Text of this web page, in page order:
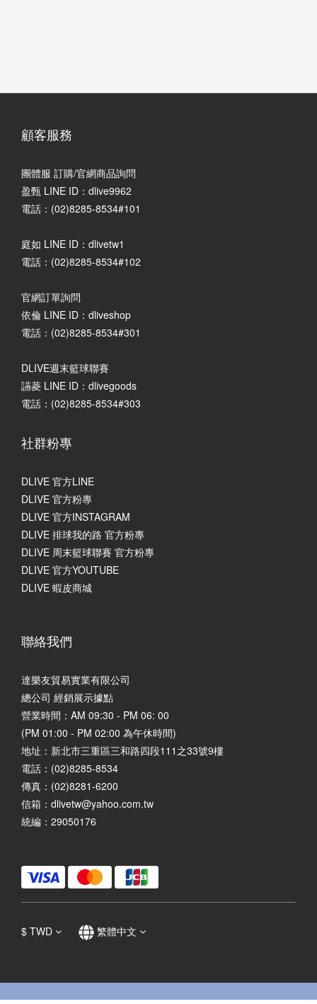
顧客服務
團體服 訂購/官網商品詢問
盈甄 LINE ID：dlive9962
電話：(02)8285-8534#101
庭如 LINE ID：dlivetw1
電話：(02)8285-8534#102
官網訂單詢問
依倫 LINE ID：dliveshop
電話：(02)8285-8534#301
DLIVE週末籃球聯賽
讌菱 LINE ID：dlivegoods
電話：(02)8285-8534#303
社群粉專
DLIVE 官方LINE
DLIVE 官方粉專
DLIVE 官方INSTAGRAM
DLIVE 排球我的路 官方粉專
DLIVE 周末籃球聯賽 官方粉專
DLIVE 官方YOUTUBE
DLIVE 蝦皮商城
聯絡我們
達樂友貿易實業有限公司
總公司 經銷展示據點
營業時間：AM 09:30 - PM 06: 00
(PM 01:00 - PM 02:00 為午休時間)
地址： 新北市三重區三和路四段111之33號9樓
電話：(02)8285-8534
傳真：(02)8281-6200
信箱：dlivetw@yahoo.com.tw
統編：29050176
$ TWD 繁體中文